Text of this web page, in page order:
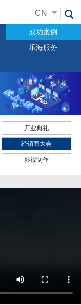
CN
成功案例
乐海服务
开业典礼
经销商大会
影视制作